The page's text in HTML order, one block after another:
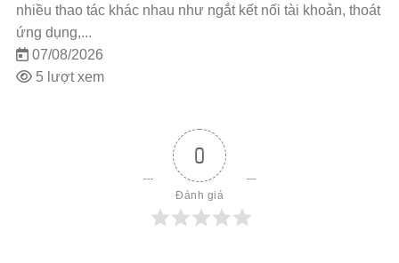
đưa tài liệu đang lưu trên Google Drive vào quy trình làm
việc với Grok...
07/08/2026
6 lượt xem
0
Đánh giá